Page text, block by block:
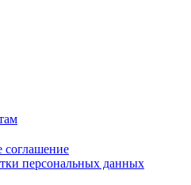
соглашение
персональных данных